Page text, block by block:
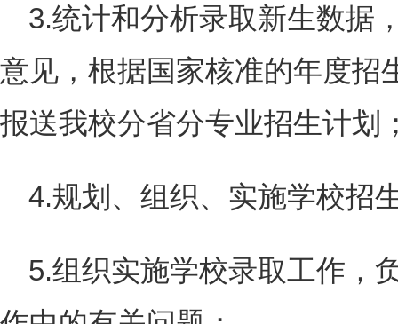
3.统计和分析录取新生数据
意见，根据国家核准的年度招
报送我校分省分专业招生计划
4.规划、组织、实施学校招
5.组织实施学校录取工作，